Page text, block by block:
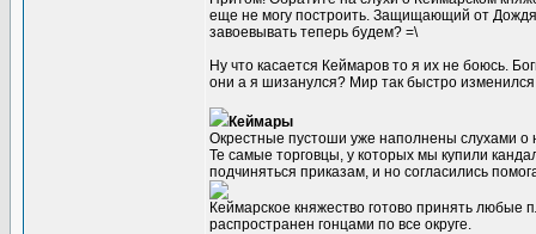
еще не могу построить. Защищающий от
завоевывать теперь будем? =\
Ну что касается Кеймаров то я их не боюсь.
они а я шизанулся? Мир так быстро
Кеймары
Окрестные пустоши уже наполнены слухами о
Те самые торговцы, у которых мы купили
подчиняться приказам, и но согласились
Кеймарское княжество готово принять любые
распространен гонцами по все округе.